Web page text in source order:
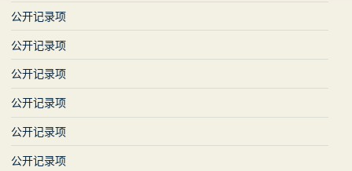
公开记录项
公开记录项
公开记录项
公开记录项
公开记录项
公开记录项